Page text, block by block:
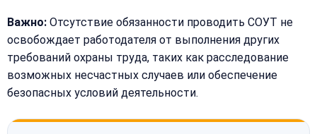
Важно: Отсутствие обязанности проводить СОУТ не
освобождает работодателя от выполнения других
требований охраны труда, таких как расследование
возможных несчастных случаев или обеспечение
безопасных условий деятельности.